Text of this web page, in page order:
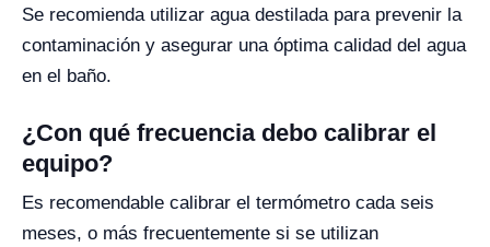
Se recomienda utilizar agua destilada para prevenir la
contaminación y asegurar una óptima calidad del agua
en el baño.
¿Con qué frecuencia debo calibrar el
equipo?
Es recomendable calibrar el termómetro cada seis
meses, o más frecuentemente si se utilizan